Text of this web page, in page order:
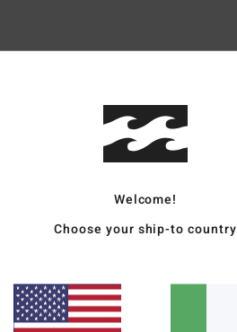
Tipo di copertura
Welcome!
Choose your ship-to country